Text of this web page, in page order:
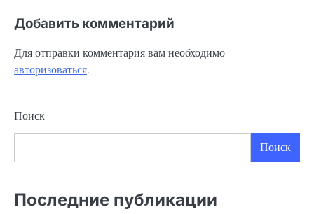
Добавить комментарий
Для отправки комментария вам необходимо
авторизоваться.
Поиск
Поиск
Последние публикации